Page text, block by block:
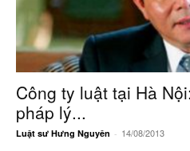
Công ty luật tại Hà
pháp lý...
Luật sư Hưng Nguyên - 14/08/2013